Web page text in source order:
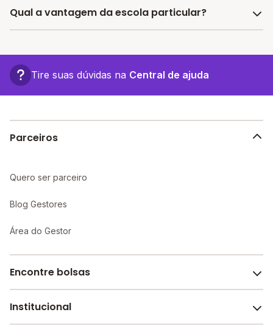
As escolas com mensalidades mais baratas de
Qual a vantagem da escola particular?
completa e recursos educacionais mais avançados,
proporcionando um ambiente propício ao
Tire suas dúvidas na Central de ajuda
Parceiros
Quero ser parceiro
Blog Gestores
Área do Gestor
Encontre bolsas
Melhores escolas de São Paulo
Institucional